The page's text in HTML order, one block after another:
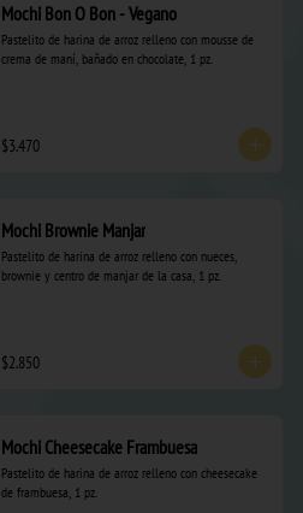
Mochi Bon O Bon - Vegano
Pastelito de harina de arroz relleno con mousse de
crema de maní, bañado en chocolate, 1 pz.
$3.470
Mochi Brownie Manjar
Pastelito de harina de arroz relleno con nueces,
brownie y centro de manjar de la casa, 1 pz.
$2.850
Mochi Cheesecake Frambuesa
Pastelito de harina de arroz relleno con cheesecake
de frambuesa, 1 pz.